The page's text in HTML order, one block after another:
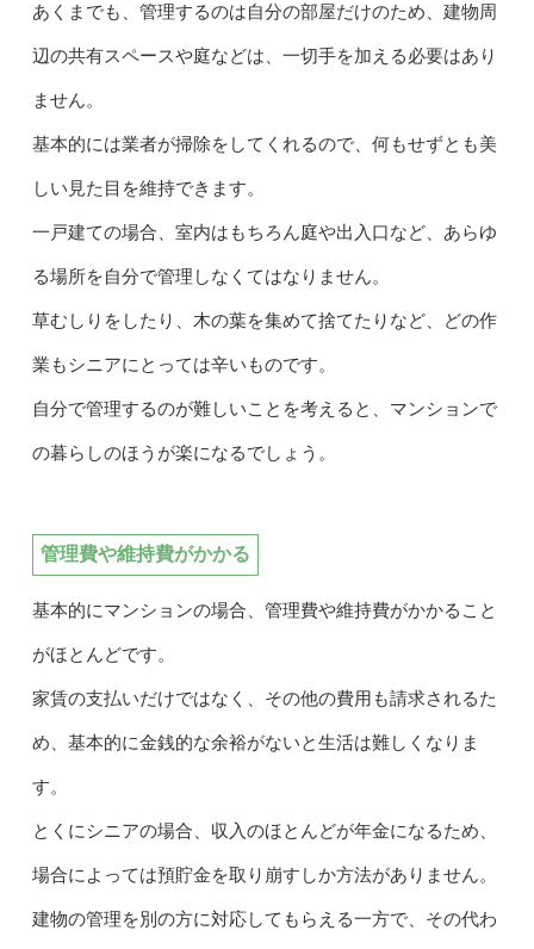
あくまでも、管理するのは自分の部屋だけのため、建物周
辺の共有スペースや庭などは、一切手を加える必要はあり
ません。
基本的には業者が掃除をしてくれるので、何もせずとも美
しい見た目を維持できます。
一戸建ての場合、室内はもちろん庭や出入口など、あらゆ
る場所を自分で管理しなくてはなりません。
草むしりをしたり、木の葉を集めて捨てたりなど、どの作
業もシニアにとっては辛いものです。
自分で管理するのが難しいことを考えると、マンションで
の暮らしのほうが楽になるでしょう。
管理費や維持費がかかる
基本的にマンションの場合、管理費や維持費がかかること
がほとんどです。
家賃の支払いだけではなく、その他の費用も請求されるた
め、基本的に金銭的な余裕がないと生活は難しくなりま
す。
とくにシニアの場合、収入のほとんどが年金になるため、
場合によっては預貯金を取り崩すしか方法がありません。
建物の管理を別の方に対応してもらえる一方で、その代わ